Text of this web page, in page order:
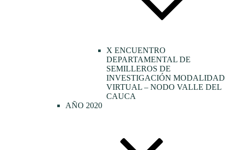
X ENCUENTRO
DEPARTAMENTAL DE
SEMILLEROS DE
INVESTIGACIÓN MODALIDAD
VIRTUAL – NODO VALLE DEL
CAUCA
AÑO 2020